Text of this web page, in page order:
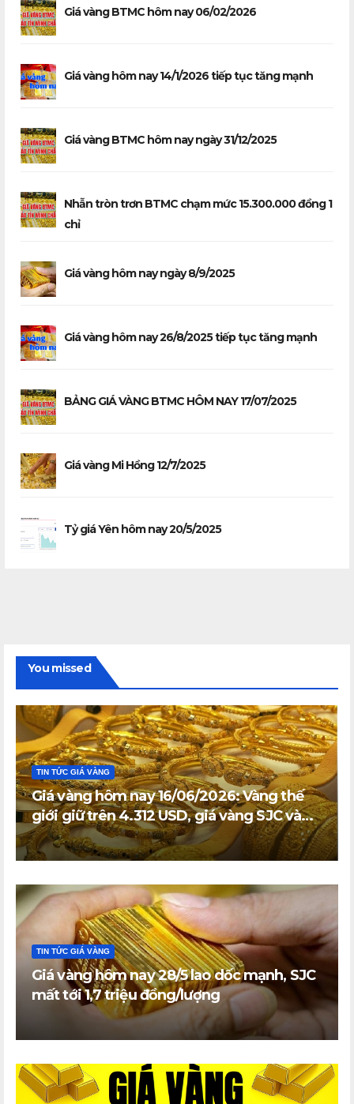
Giá vàng BTMC hôm nay 06/02/2026
Giá vàng hôm nay 14/1/2026 tiếp tục tăng mạnh
Giá vàng BTMC hôm nay ngày 31/12/2025
Nhẫn tròn trơn BTMC chạm mức 15.300.000 đồng 1
chỉ
Giá vàng hôm nay ngày 8/9/2025
Giá vàng hôm nay 26/8/2025 tiếp tục tăng mạnh
BẢNG GIÁ VÀNG BTMC HÔM NAY 17/07/2025
Giá vàng Mi Hồng 12/7/2025
Tỷ giá Yên hôm nay 20/5/2025
You missed
TIN TỨC GIÁ VÀNG
Giá vàng hôm nay 16/06/2026: Vàng thế
giới giữ trên 4.312 USD, giá vàng SJC và
vàng nhẫn trong nước đi ngang
TIN TỨC GIÁ VÀNG
Giá vàng hôm nay 28/5 lao dốc mạnh, SJC
mất tới 1,7 triệu đồng/lượng